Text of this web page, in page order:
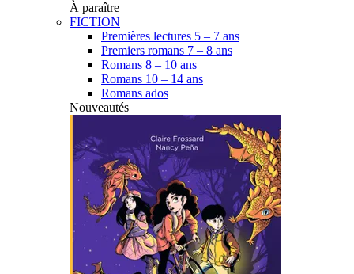
À paraître
FICTION
Premières lectures 5 – 7 ans
Premiers romans 7 – 8 ans
Romans 8 – 10 ans
Romans 10 – 14 ans
Romans ados
Nouveautés